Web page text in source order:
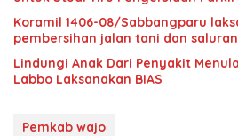
Koramil 1406-08/Sabbangparu
pembersihan jalan tani dan
Lindungi Anak Dari Penyakit
Labbo Laksanakan BIAS
Pemkab wajo